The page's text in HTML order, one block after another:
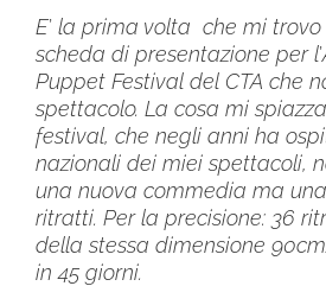
E’ la prima volta che mi trovo
scheda di presentazione per l’
Puppet Festival del CTA che
spettacolo. La cosa mi
festival, che negli anni ha
nazionali dei miei spettacoli,
una nuova commedia ma
ritratti. Per la precisione: 36
della stessa dimensione
in 45 giorni.